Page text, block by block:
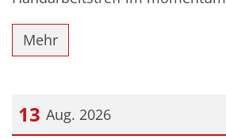
Mehr
13 Aug. 2026